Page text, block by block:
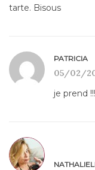
tarte. Bisous
PATRICIA
05/02/
je prend